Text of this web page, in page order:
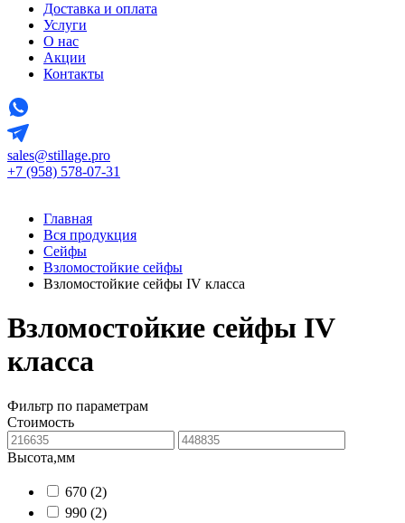
Доставка и оплата
Услуги
О нас
Акции
Контакты
sales@stillage.pro
+7 (958) 578-07-31
Главная
Вся продукция
Сейфы
Взломостойкие сейфы
Взломостойкие сейфы IV класса
Взломостойкие сейфы IV
класса
Фильтр по параметрам
Стоимость
Высота,мм
670 (2)
990 (2)